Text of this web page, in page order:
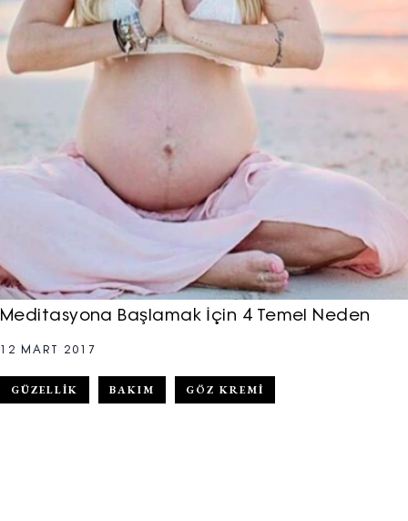
Meditasyona Başlamak İçin 4 Temel Neden
12 MART 2017
GÜZELLIK BAKIM GÖZ KREMI